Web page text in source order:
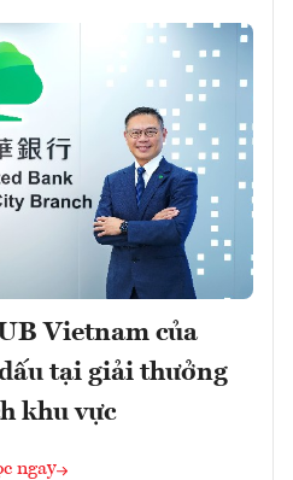
Vietnam của
tại giải thưởng
khu vực
ngay